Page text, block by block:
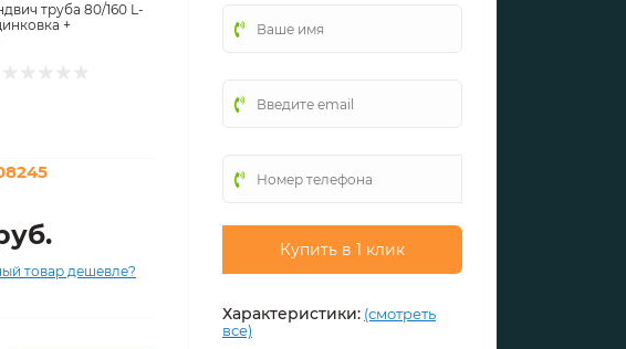
труба 80/160 L-
+
товар дешевле?
Купить в 1 клик
Характеристики: (смотреть
все)